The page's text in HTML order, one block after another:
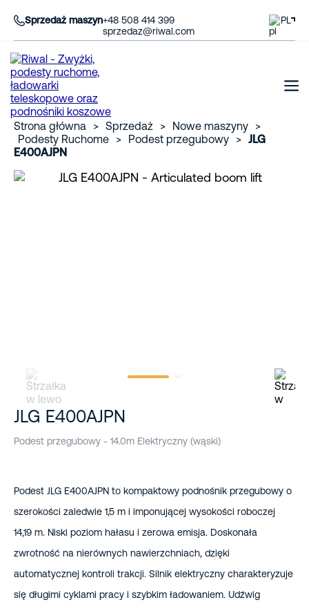
Sprzedaż maszyn+48 508 414 399
sprzedaz@riwal.com
PL
Strona główna > Sprzedaż > Nowe maszyny
>
Podesty Ruchome
> Podest przegubowy > JLG
E400AJPN
JLG E400AJPN
Podest przegubowy - 14.0m Elektryczny (wąski)
Podest JLG E400AJPN to kompaktowy podnośnik przegubowy o
szerokości zaledwie 1,5 m i imponującej wysokości roboczej
14,19 m. Niski poziom hałasu i zerowa emisja. Doskonała
zwrotność na nierównych nawierzchniach, dzięki
automatycznej kontroli trakcji. Silnik elektryczny charakteryzuje
się długimi cyklami pracy i szybkim ładowaniem. Udźwig